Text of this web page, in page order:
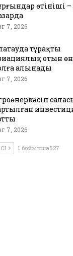
өтініші –
7, 2026
тұрақты
отын
алынады
7, 2026
7, 2026
1 бойынша527